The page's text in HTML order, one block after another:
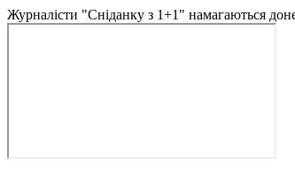
Журналісти "Сніданку з 1+1" намагаються